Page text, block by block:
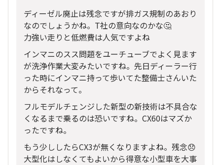
ディーゼル廃止は残念ですが排ガス規制のあおり
なのでしょうかね。T社の意向なのかな🤔
力強い走りと低燃費は人気ですよね
インマニのスス問題をユーチューブでよく見ます
が洗浄作業大変みたいですね。先日ディーラー行
った時にインマニ持って歩いてた整備士さんいた
からそれなって。
フルモデルチェンジした新型の新技術は不具合な
くなるまで乗るのは恐いですね。CX60はマズか
ったですね。
もう少ししたらCX3が無くなりますよね。残念😞
大型化はしなくてもよいから得意な小型車を大事